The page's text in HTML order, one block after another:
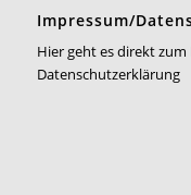
Impressum/
Hier geht es direkt
Datenschutzerklärung